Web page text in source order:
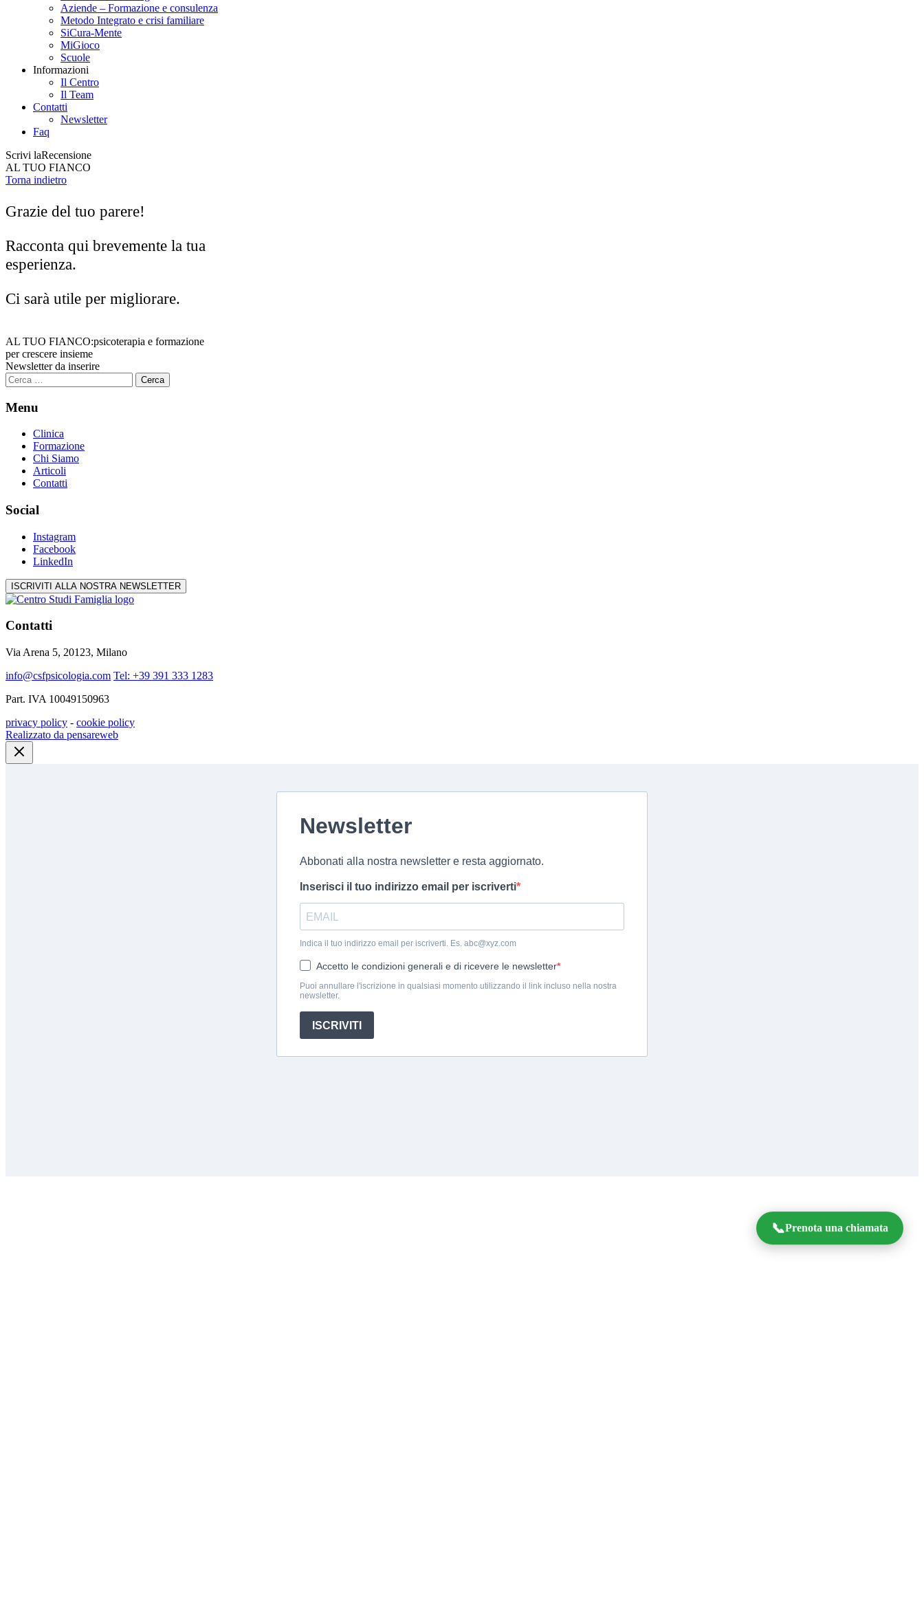
Aziende – Formazione e consulenza
Metodo Integrato e crisi familiare
SiCura-Mente
MiGioco
Scuole
Informazioni
Il Centro
Il Team
Contatti
Newsletter
Faq
Scrivi laRecensione
AL TUO FIANCO
Torna indietro
Grazie del tuo parere!
Racconta qui brevemente la tua
esperienza.
Ci sarà utile per migliorare.
AL TUO FIANCO:psicoterapia e formazione
per crescere insieme
Newsletter da inserire
Ricerca
per:
Menu
Clinica
Formazione
Chi Siamo
Articoli
Contatti
Social
Instagram
Facebook
LinkedIn
ISCRIVITI ALLA NOSTRA NEWSLETTER
Contatti
Via Arena 5, 20123, Milano
info@csfpsicologia.com Tel: +39 391 333 1283
Part. IVA 10049150963
privacy policy - cookie policy
Realizzato da pensareweb
📞Prenota una chiamata